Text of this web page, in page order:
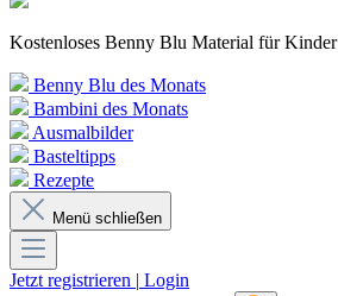
Kostenloses Benny Blu Material für Kinder
Benny Blu des Monats
Bambini des Monats
Ausmalbilder
Basteltipps
Rezepte
Menü schließen
Jetzt registrieren | Login